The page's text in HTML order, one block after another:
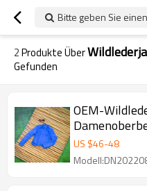
Bitte geben Sie
2Produkte Über
Gefunden
OEM-
Biker-Stil |
US $46-48